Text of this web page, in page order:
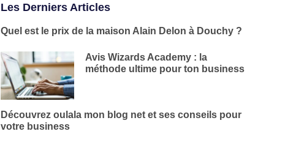
Les Derniers Articles
Quel est le prix de la maison Alain Delon à Douchy ?
Avis Wizards Academy : la
méthode ultime pour ton business
Découvrez oulala mon blog net et ses conseils pour
votre business